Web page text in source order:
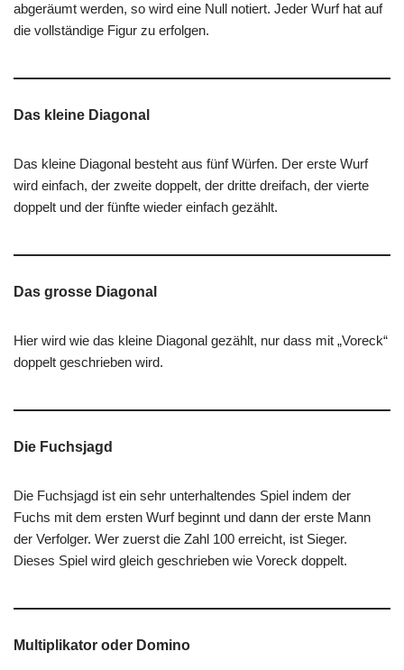
abgeräumt werden, so wird eine Null notiert. Jeder Wurf hat auf
die vollständige Figur zu erfolgen.
Das kleine Diagonal
Das kleine Diagonal besteht aus fünf Würfen. Der erste Wurf
wird einfach, der zweite doppelt, der dritte dreifach, der vierte
doppelt und der fünfte wieder einfach gezählt.
Das grosse Diagonal
Hier wird wie das kleine Diagonal gezählt, nur dass mit „Voreck“
doppelt geschrieben wird.
Die Fuchsjagd
Die Fuchsjagd ist ein sehr unterhaltendes Spiel indem der
Fuchs mit dem ersten Wurf beginnt und dann der erste Mann
der Verfolger. Wer zuerst die Zahl 100 erreicht, ist Sieger.
Dieses Spiel wird gleich geschrieben wie Voreck doppelt.
Multiplikator oder Domino